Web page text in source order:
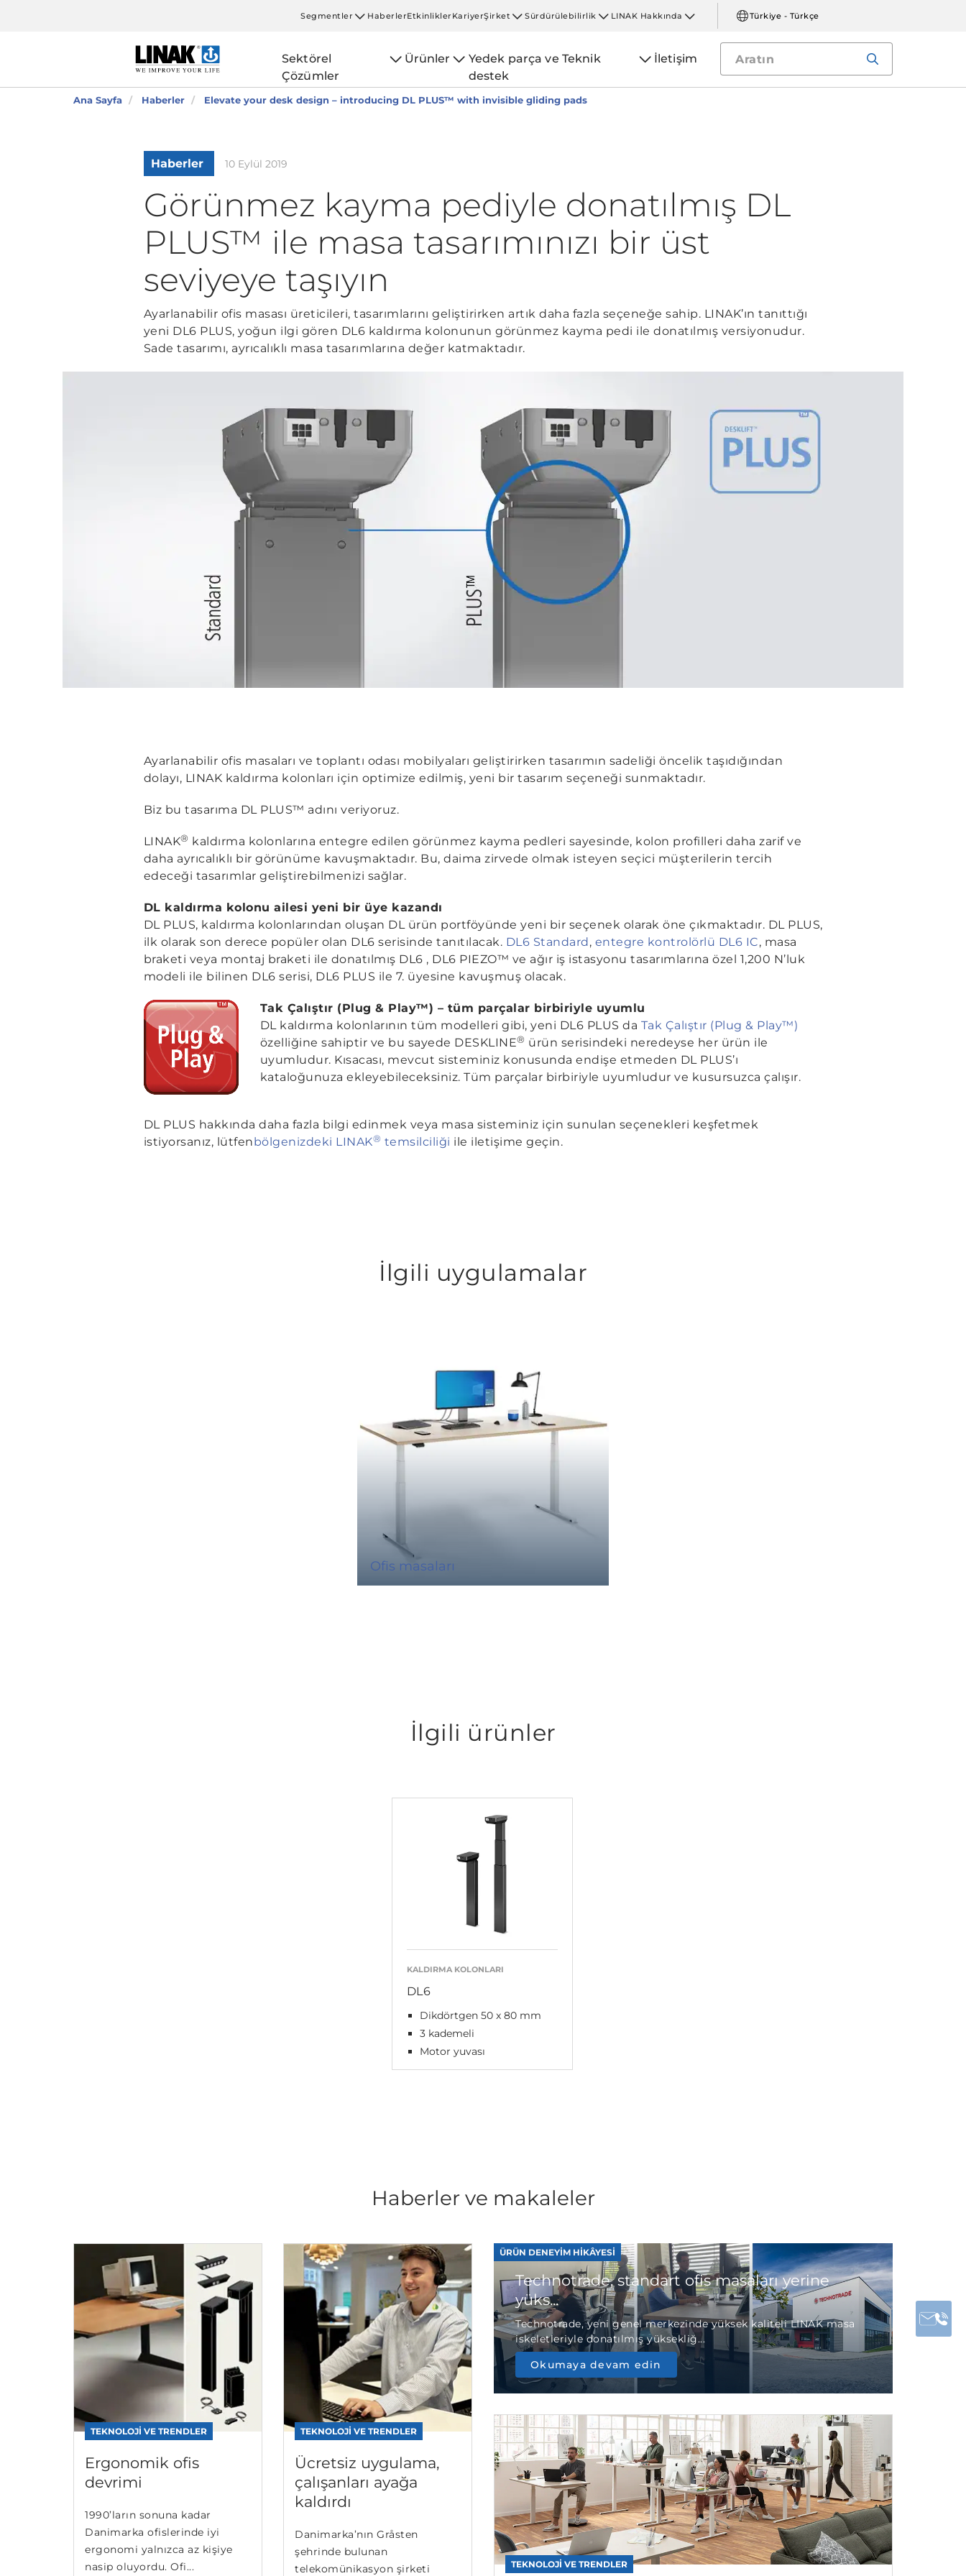
Segmentler HaberlerEtkinliklerKariyerŞirket Sürdürülebilirlik LINAK Hakkında Türkiye - Türkçe
Sektörel
Çözümler
Ürünler
Yedek parça ve Teknik
destek
İletişim
Ana Sayfa Haberler Elevate your desk design – introducing DL PLUS™ with invisible gliding pads
Haberler 10 Eylül 2019
Görünmez kayma pediyle donatılmış DL
PLUS™ ile masa tasarımınızı bir üst
seviyeye taşıyın
Ayarlanabilir ofis masası üreticileri, tasarımlarını geliştirirken artık daha fazla seçeneğe sahip. LINAK’ın tanıttığı
yeni DL6 PLUS, yoğun ilgi gören DL6 kaldırma kolonunun görünmez kayma pedi ile donatılmış versiyonudur.
Sade tasarımı, ayrıcalıklı masa tasarımlarına değer katmaktadır.
Ayarlanabilir ofis masaları ve toplantı odası mobilyaları geliştirirken tasarımın sadeliği öncelik taşıdığından
dolayı, LINAK kaldırma kolonları için optimize edilmiş, yeni bir tasarım seçeneği sunmaktadır.
Biz bu tasarıma DL PLUS™ adını veriyoruz.
LINAK® kaldırma kolonlarına entegre edilen görünmez kayma pedleri sayesinde, kolon profilleri daha zarif ve
daha ayrıcalıklı bir görünüme kavuşmaktadır. Bu, daima zirvede olmak isteyen seçici müşterilerin tercih
edeceği tasarımlar geliştirebilmenizi sağlar.
DL kaldırma kolonu ailesi yeni bir üye kazandı
DL PLUS, kaldırma kolonlarından oluşan DL ürün portföyünde yeni bir seçenek olarak öne çıkmaktadır. DL PLUS,
ilk olarak son derece popüler olan DL6 serisinde tanıtılacak. DL6 Standard, entegre kontrolörlü DL6 IC, masa
braketi veya montaj braketi ile donatılmış DL6 , DL6 PIEZO™ ve ağır iş istasyonu tasarımlarına özel 1,200 N’luk
modeli ile bilinen DL6 serisi, DL6 PLUS ile 7. üyesine kavuşmuş olacak.
Tak Çalıştır (Plug & Play™) – tüm parçalar birbiriyle uyumlu
DL kaldırma kolonlarının tüm modelleri gibi, yeni DL6 PLUS da Tak Çalıştır (Plug & Play™)
özelliğine sahiptir ve bu sayede DESKLINE® ürün serisindeki neredeyse her ürün ile
uyumludur. Kısacası, mevcut sisteminiz konusunda endişe etmeden DL PLUS’ı
kataloğunuza ekleyebileceksiniz. Tüm parçalar birbiriyle uyumludur ve kusursuzca çalışır.
DL PLUS hakkında daha fazla bilgi edinmek veya masa sisteminiz için sunulan seçenekleri keşfetmek
istiyorsanız, lütfenbölgenizdeki LINAK® temsilciliği ile iletişime geçin.
İlgili uygulamalar
Ofis masaları
İlgili ürünler
KALDIRMA KOLONLARI
DL6
Dikdörtgen 50 x 80 mm
3 kademeli
Motor yuvası
Haberler ve makaleler
TEKNOLOJI VE TRENDLER
Ergonomik ofis
devrimi
1990’ların sonuna kadar
Danimarka ofislerinde iyi
ergonomi yalnızca az kişiye
nasip oluyordu. Ofi...
TEKNOLOJI VE TRENDLER
Ücretsiz uygulama,
çalışanları ayağa
kaldırdı
Danimarka’nın Gråsten
şehrinde bulunan
telekomünikasyon şirketi
ÜRÜN DENEYIM HIKÂYESI
Technotrade, standart ofis masaları yerine
yüks...
Technotrade, yeni genel merkezinde yüksek kaliteli LINAK masa
iskeletleriyle donatılmış yüksekliğ...
Okumaya devam edin
TEKNOLOJI VE TRENDLER